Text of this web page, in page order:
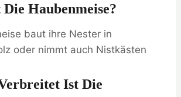
Haubenmeise?
baut ihre Nester in
oder nimmt auch Nistkästen
Ist Die